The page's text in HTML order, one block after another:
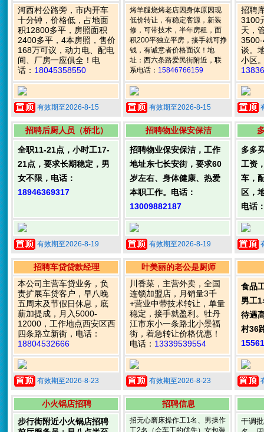
河西村公路旁，市内开车
十分钟，价格低，占地面
积12800多平，房照面积
2400多平，4本房照，售价
168万可议，动力电、配电
间、厂房一应俱全！电
话： 18045358550
有效期至2026-8-15
烤羊腿烧烤老店因身体原因现
低价转让，有稳定客源，新装
修，可带技术，半年房租，面
积200平独立平房，接手就可挣
钱，有诚意者价格面议！地
址：西六条路爱民街附近，联
系电话： 15846766159
有效期至2026-8-15
招聘
3100
天，
谈。
小区
招聘后厨人员（桥北）
全职11-21点，小时工17-
21点，要求长期稳定，男
女不限，电话：
18946369317
有效期至2026-8-19
招聘物业保安保洁
招聘物业保安保洁，工作
地址东七长安街，要求60
岁左右、身体健康、热爱
本职工作。电话：
13009882187
有效期至2026-8-19
多多
工资
车，
区，
电话
招聘车贷贷款经理
本公司主营车贷业务，负
责扩展车贷客户，早八晚
五周末及节假日休息，底
薪加提成，月入5000-
12000，工作地点西安区西
四条路立新街，电话：
18804532666
有效期至2026-8-23
叶美丽的老公是厨师
川香菜，主营外卖，全国
连锁加盟店，月销量3千
+营业中带技术转让，单量
稳定，接手就盈利。牡丹
江市东小一条路北小景福
街，着急转让价格优惠！
电话： 13339539554
有效期至2026-8-23
食品
男工
待遇
村36
小火锅店招聘
步行街附近小火锅店招聘
招聘信息
招无心磨床操作工1名、男操作
工2名（会车工的优先）女包装
干调